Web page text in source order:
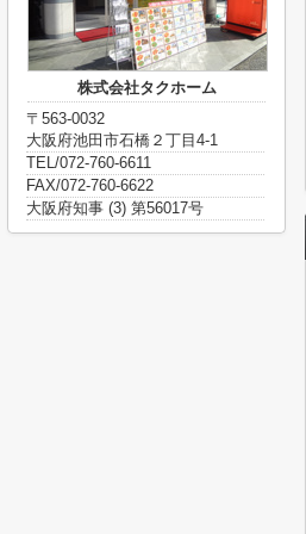
株式会社タクホーム
〒563-0032
大阪府池田市石橋２丁目4-1
TEL/072-760-6611
FAX/072-760-6622
大阪府知事 (3) 第56017号